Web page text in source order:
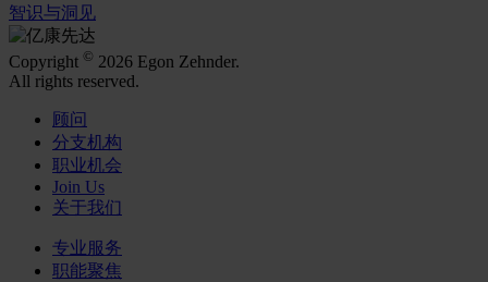
智识与洞见
Copyright © 2026 Egon Zehnder.
All rights reserved.
顾问
分支机构
职业机会
Join Us
关于我们
专业服务
职能聚焦